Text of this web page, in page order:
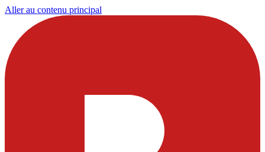
Aller au contenu principal